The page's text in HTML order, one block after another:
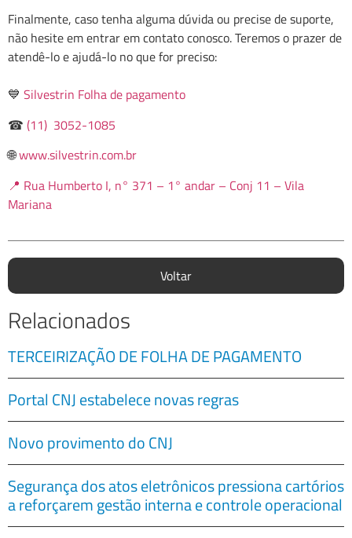
Finalmente, caso tenha alguma dúvida ou precise de suporte,
não hesite em entrar em contato conosco. Teremos o prazer de
atendê-lo e ajudá-lo no que for preciso:
💙 Silvestrin Folha de pagamento
☎ (11) 3052-1085
🌐www.silvestrin.com.br
📍 Rua Humberto I, n° 371 – 1° andar – Conj 11 – Vila
Mariana
Voltar
Relacionados
TERCEIRIZAÇÃO DE FOLHA DE PAGAMENTO
Portal CNJ estabelece novas regras
Novo provimento do CNJ
Segurança dos atos eletrônicos pressiona cartórios
a reforçarem gestão interna e controle operacional